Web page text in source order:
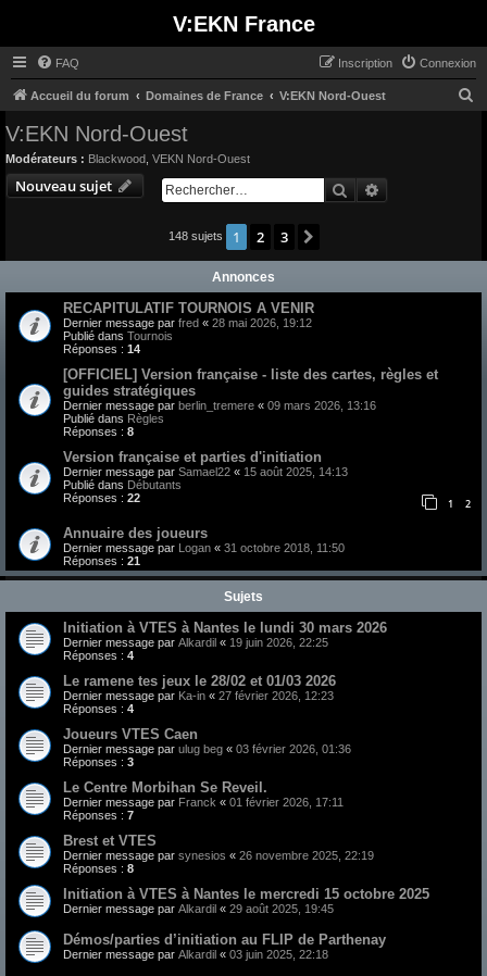
V:EKN France
FAQ Connexion
Inscription
Accueil du forum Domaines de France V:EKN Nord-Ouest
V:EKN Nord-Ouest
Modérateurs : Blackwood VEKN Nord-Ouest
Nouveau sujet Rechercher
148 sujets 1 2 3
Annonces
RECAPITULATIF TOURNOIS A VENIR
Dernier message par fred « 28 mai 2026, 19:12
Publié dans Tournois
Réponses : 14
[OFFICIEL] Version française - liste des cartes, règles et
guides stratégiques
Dernier message par berlin_tremere « 09 mars 2026, 13:16
Publié dans Règles
Réponses : 8
Version française et parties d'initiation
Dernier message par Samael22 « 15 août 2025, 14:13
Publié dans Débutants
Réponses : 22 1 2
Annuaire des joueurs
Dernier message par Logan « 31 octobre 2018, 11:50
Réponses : 21
Sujets
Initiation à VTES à Nantes le lundi 30 mars 2026
Dernier message par Alkardil « 19 juin 2026, 22:25
Réponses : 4
Le ramene tes jeux le 28/02 et 01/03 2026
Dernier message par Ka-in « 27 février 2026, 12:23
Réponses : 4
Joueurs VTES Caen
Dernier message par ulug beg « 03 février 2026, 01:36
Réponses : 3
Le Centre Morbihan Se Reveil.
Dernier message par Franck « 01 février 2026, 17:11
Réponses : 7
Brest et VTES
Dernier message par synesios « 26 novembre 2025, 22:19
Réponses : 8
Initiation à VTES à Nantes le mercredi 15 octobre 2025
Dernier message par Alkardil « 29 août 2025, 19:45
Démos/parties d’initiation au FLIP de Parthenay
Dernier message par Alkardil « 03 juin 2025, 22:18